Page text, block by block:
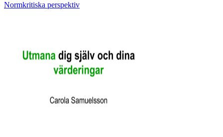
Normkritiska perspektiv